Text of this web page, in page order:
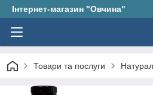
Інтернет-магазин "Овчина"
Товари та послуги